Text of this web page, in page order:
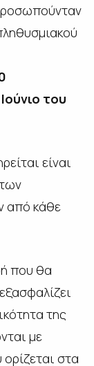
του
είναι
από κάθε
που θα
της
με
στα